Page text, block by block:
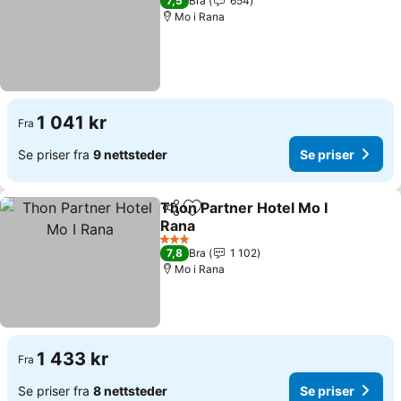
Mo i Rana
Fra 1 041 kr
Se priser fra 9 nettsteder Se priser
Del Legg til i favoritter
Thon Partner Hotel Mo I
Rana
Se priser
3 Stjerner
7,8 Bra
1 102
Mo i Rana
Fra 1 433 kr
Se priser fra 8 nettsteder Se priser